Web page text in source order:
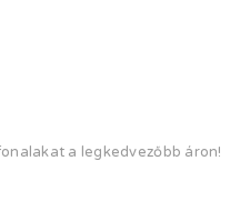
a legkedvezőbb áron!